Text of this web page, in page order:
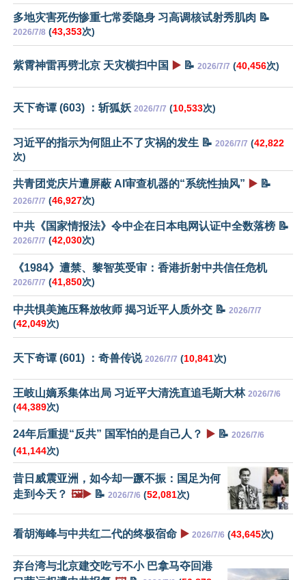
多地灾害死伤惨重七常委隐身 习高调核试射秀肌肉 📝
2026/7/8 (43,353次)
紫霄神雷再劈北京 天灾横扫中国 ▶️ 📝 2026/7/7 (40,456次)
天下奇谭 (603) ：斩狐妖 2026/7/7 (10,533次)
习近平的指示为何阻止不了灾祸的发生 📝 2026/7/7 (42,822
次)
共青团党庆片遭屏蔽 AI审查机器的“系统性抽风” ▶️ 📝
2026/7/7 (46,927次)
中共《国家情报法》令中企在日本电网认证中全数落榜 📝
2026/7/7 (42,030次)
《1984》遭禁、黎智英受审：香港折射中共信任危机
2026/7/7 (41,850次)
中共惧美施压释放牧师 揭习近平人质外交 📝 2026/7/7
(42,049次)
天下奇谭 (601) ：奇兽传说 2026/7/7 (10,841次)
王岐山嫡系集体出局 习近平大清洗直追毛斯大林 2026/7/6
(44,389次)
24年后重提“反共” 国军怕的是自己人？ ▶️ 📝 2026/7/6
(41,144次)
昔日威震亚洲，如今却一蹶不振：国足为何
走到今天？ 🖼️▶️ 📝 2026/7/6 (52,081次)
看胡海峰与中共红二代的终极宿命 ▶️ 2026/7/6 (43,645次)
弃台湾与北京建交吃亏不小 巴拿马夺回港